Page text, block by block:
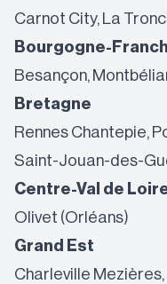
Carnot City, La
Bourgogne-
Besançon,
Bretagne
Rennes Chantepie,
Saint-Jouan-des-
Centre-Val de
Olivet (Orléans)
Grand Est
Charleville Mezières,